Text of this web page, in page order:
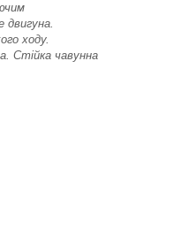
двигуна.
ходу.
Стійка чавунна